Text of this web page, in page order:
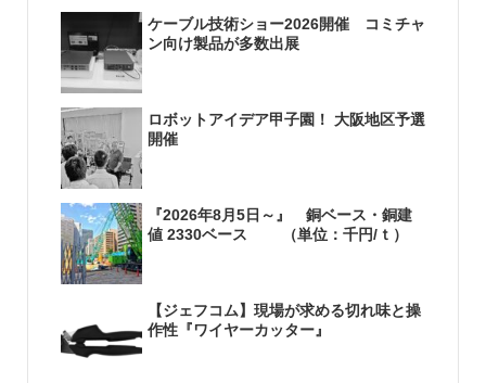
ケーブル技術ショー2026開催 コミチャ
ン向け製品が多数出展
ロボットアイデア甲子園！ 大阪地区予選
開催
『2026年8月5日～』 銅ベース・銅建
値 2330ベース （単位：千円/ｔ）
【ジェフコム】現場が求める切れ味と操
作性『ワイヤーカッター』